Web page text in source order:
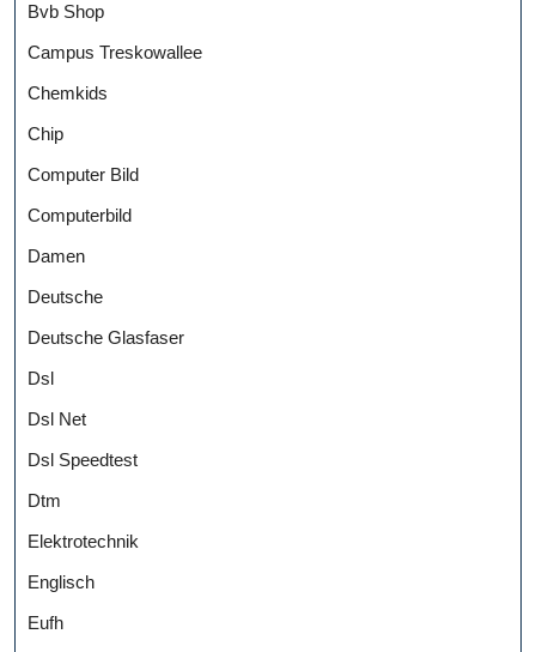
Bvb Shop
Campus Treskowallee
Chemkids
Chip
Computer Bild
Computerbild
Damen
Deutsche
Deutsche Glasfaser
Dsl
Dsl Net
Dsl Speedtest
Dtm
Elektrotechnik
Englisch
Eufh